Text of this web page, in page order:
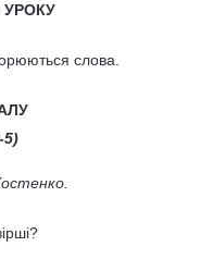
УРОКУ
слова.
5)